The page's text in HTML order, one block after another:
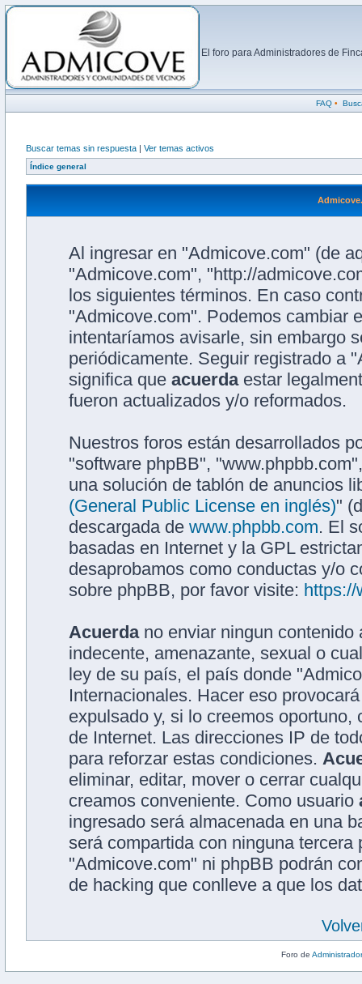
El foro para Administradores de
FAQ•
Buscar temas sin respuesta | Ver temas activos
Índice general
Al ingresar en "Admicove.com" (de
"Admicove.com", "http://
los siguientes términos. En caso
"Admicove.com". Podemos cambiar
intentaríamos avisarle, sin embargo
periódicamente. Seguir registrado a
significa que acuerdaestar
fueron actualizados y/o reformados.
Nuestros foros están desarrollados
"software phpBB",
una solución de tablón de anuncios
(General Public License en inglés)"
descargada de www.phpbb.com. El
basadas en Internet y la GPL
desaprobamos como conductas y/o
sobre phpBB, por favor visite: https://
Acuerdano enviar ningun contenido
indecente, amenazante, sexual o
ley de su país, el país donde
Internacionales. Hacer eso
expulsado y, si lo creemos
de Internet. Las direcciones IP de
para reforzar estas condiciones.
eliminar, editar, mover o cerrar
creamos conveniente. Como usuario
ingresado será almacenada en una
será compartida con ninguna
"Admicove.com" ni phpBB podrán
de hacking que conlleve a que los
Foro de